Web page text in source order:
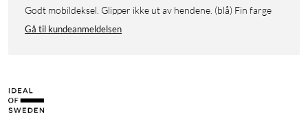
Godt mobildeksel. Glipper ikke ut av hendene. (blå) Fin farge
Gå til kundeanmeldelsen